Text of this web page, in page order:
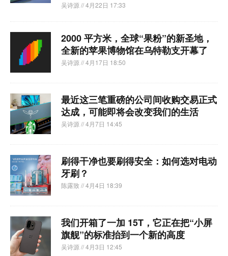
吴诗源 // 4月22日 17:33
2000 平方米，全球“果粉”的新圣地，
全新的苹果博物馆在乌特勒支开幕了
吴诗源 // 4月17日 18:50
最近这三笔重磅的公司间收购交易正式
达成，可能即将会改变我们的生活
吴诗源 // 4月7日 14:45
刷得干净也要刷得安全：如何选对电动
牙刷？
陈露致// 4月4日 18:39
我们开箱了一加 15T，它正在把“小屏
旗舰”的标准抬到一个新的高度
吴诗源 // 4月3日 12:45